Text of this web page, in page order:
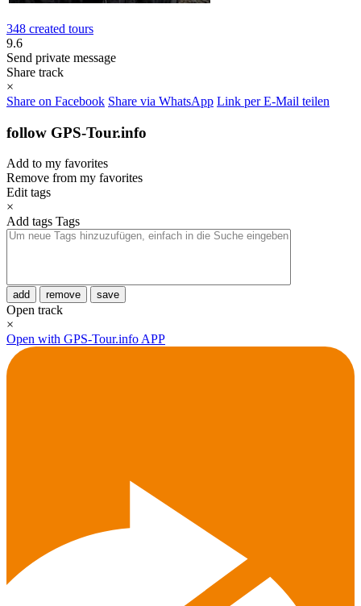
348 created tours
9.6
Send private message
Share track
×
Share on Facebook Share via WhatsApp Link per E-Mail teilen
follow GPS-Tour.info
Add to my favorites
Remove from my favorites
Edit tags
×
Add tags Tags
add remove save
Open track
×
Open with GPS-Tour.info APP